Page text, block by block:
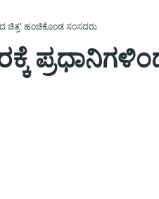
ಹಂಚಿಕೊಂಡ ಸಂಸದರು